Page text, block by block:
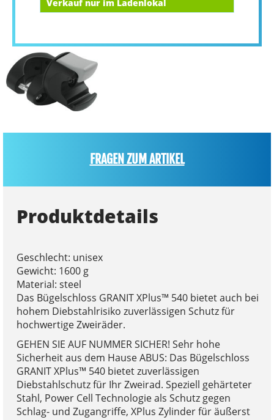
Verkauf nur im Ladenlokal
FRAGEN ZUM ARTIKEL
Produktdetails
Geschlecht: unisex
Gewicht: 1600 g
Material: steel
Das Bügelschloss GRANIT XPlus™ 540 bietet auch bei
hohem Diebstahlrisiko zuverlässigen Schutz für
hochwertige Zweiräder.
GEHEN SIE AUF NUMMER SICHER! Sehr hohe
Sicherheit aus dem Hause ABUS: Das Bügelschloss
GRANIT XPlus™ 540 bietet zuverlässigen
Diebstahlschutz für Ihr Zweirad. Speziell gehärteter
Stahl, Power Cell Technologie als Schutz gegen
Schlag- und Zugangriffe, XPlus Zylinder für äußerst